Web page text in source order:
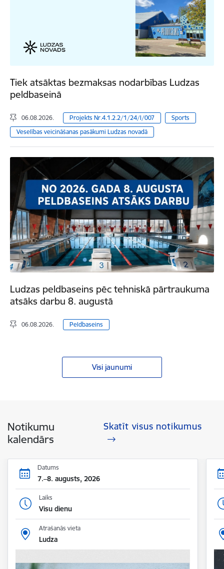
Tiek atsāktas bezmaksas nodarbības Ludzas
peldbaseinā
06.08.2026. Projekts Nr.4.1.2.2/1/24/I/007
Sports
Veselības veicināšanas pasākumi Ludzas novadā
Ludzas peldbaseins pēc tehniskā pārtraukuma
atsāks darbu 8. augustā
06.08.2026. Peldbaseins
Visi jaunumi
Notikumu
kalendārs
Skatīt visus notikumus
Datums
7.–8. augusts, 2026
Laiks
Visu dienu
Atrašanās vieta
Ludza